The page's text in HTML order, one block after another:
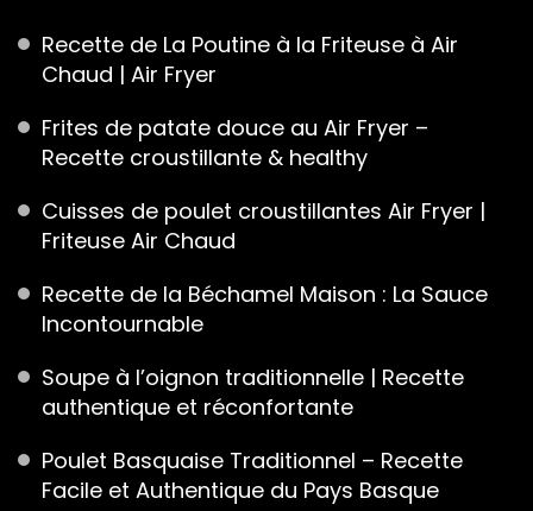
Recette de La Poutine à la Friteuse à Air
Chaud | Air Fryer
Frites de patate douce au Air Fryer –
Recette croustillante & healthy
Cuisses de poulet croustillantes Air Fryer |
Friteuse Air Chaud
Recette de la Béchamel Maison : La Sauce
Incontournable
Soupe à l’oignon traditionnelle | Recette
authentique et réconfortante
Poulet Basquaise Traditionnel – Recette
Facile et Authentique du Pays Basque